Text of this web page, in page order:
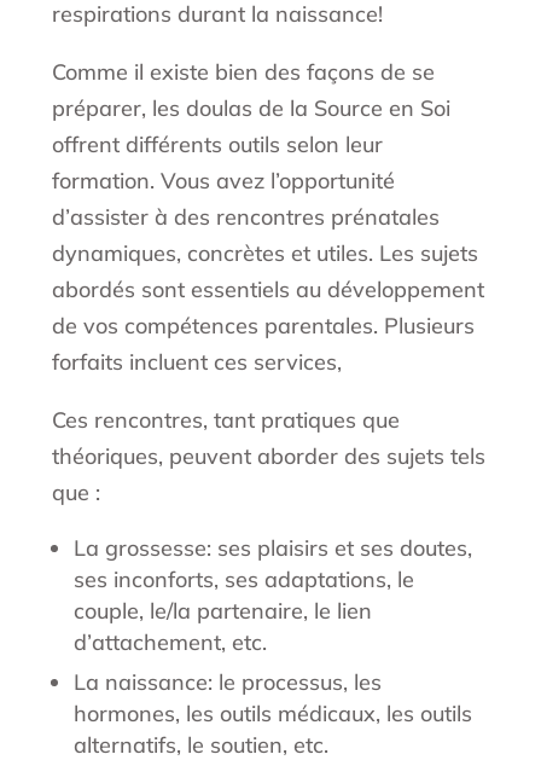
respirations durant la naissance!
Comme il existe bien des façons de se
préparer, les doulas de la Source en Soi
offrent différents outils selon leur
formation. Vous avez l’opportunité
d’assister à des rencontres prénatales
dynamiques, concrètes et utiles. Les sujets
abordés sont essentiels au développement
de vos compétences parentales. Plusieurs
forfaits incluent ces services,
Ces rencontres, tant pratiques que
théoriques, peuvent aborder des sujets tels
que :
La grossesse: ses plaisirs et ses doutes,
ses inconforts, ses adaptations, le
couple, le/la partenaire, le lien
d’attachement, etc.
La naissance: le processus, les
hormones, les outils médicaux, les outils
alternatifs, le soutien, etc.